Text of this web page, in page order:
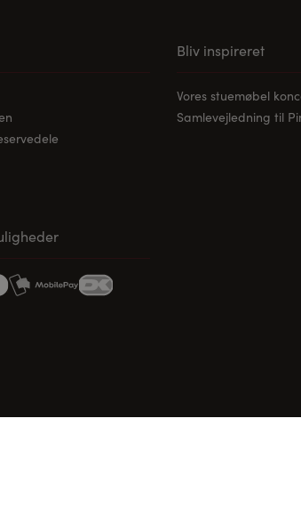
Bliv inspireret
Vores stuemøbel
Samlevejledning til